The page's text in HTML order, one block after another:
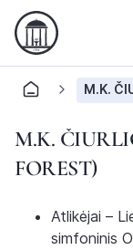
M.K.
M.K.
FOREST)
Atlikėjai –
simfoninis